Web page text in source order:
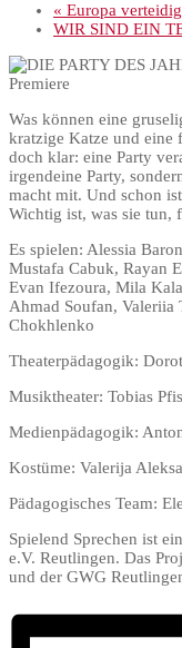
« Europa
WIR SIND EIN
Was können eine
kratzige Katze und eine
doch klar: eine Party
irgendeine Party,
macht mit. Und schon
Wichtig ist, was sie tun,
Es spielen: Alessia
Mustafa Cabuk, Rayan
Evan Ifezoura, Mila
Ahmad Soufan, Valeriia
Chokhlenko
Theaterpädagogik:
Musiktheater: Tobias
Medienpädagogik:
Kostüme: Valerija
Pädagogisches Team:
Spielend Sprechen ist
e.V. Reutlingen. Das
und der GWG